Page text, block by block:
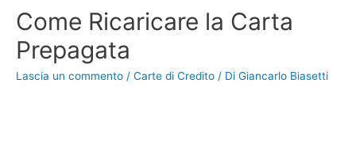
Come Ricaricare la Carta
Prepagata
Lascia un commento / Carte di Credito / Di Giancarlo Biasetti